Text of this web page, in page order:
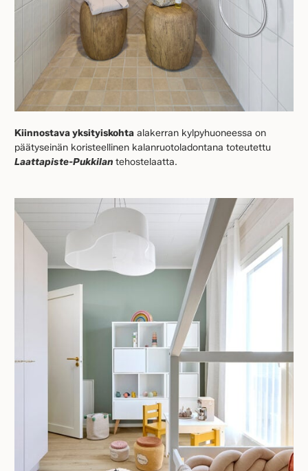
Kiinnostava yksityiskohta alakerran kylpyhuoneessa on
päätyseinän koristeellinen kalanruotoladontana toteutettu
Laattapiste-Pukkilan tehostelaatta.